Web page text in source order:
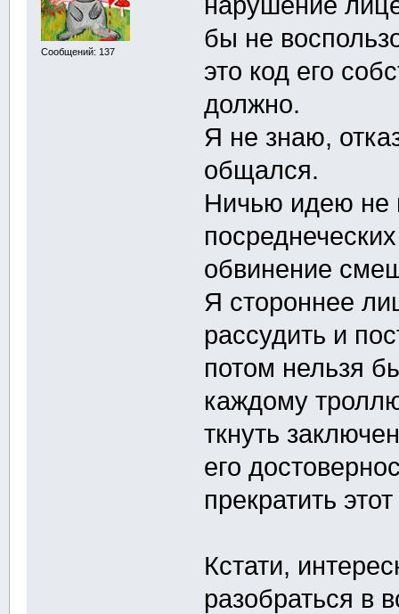
Сообщений: 137
бы не
это код его
должно.
Я не знаю,
общался.
Ничью идею не
обвинение
Я стороннее
рассудить и
потом нельзя
каждому
ткнуть
его
прекратить
Кстати,
разобраться в